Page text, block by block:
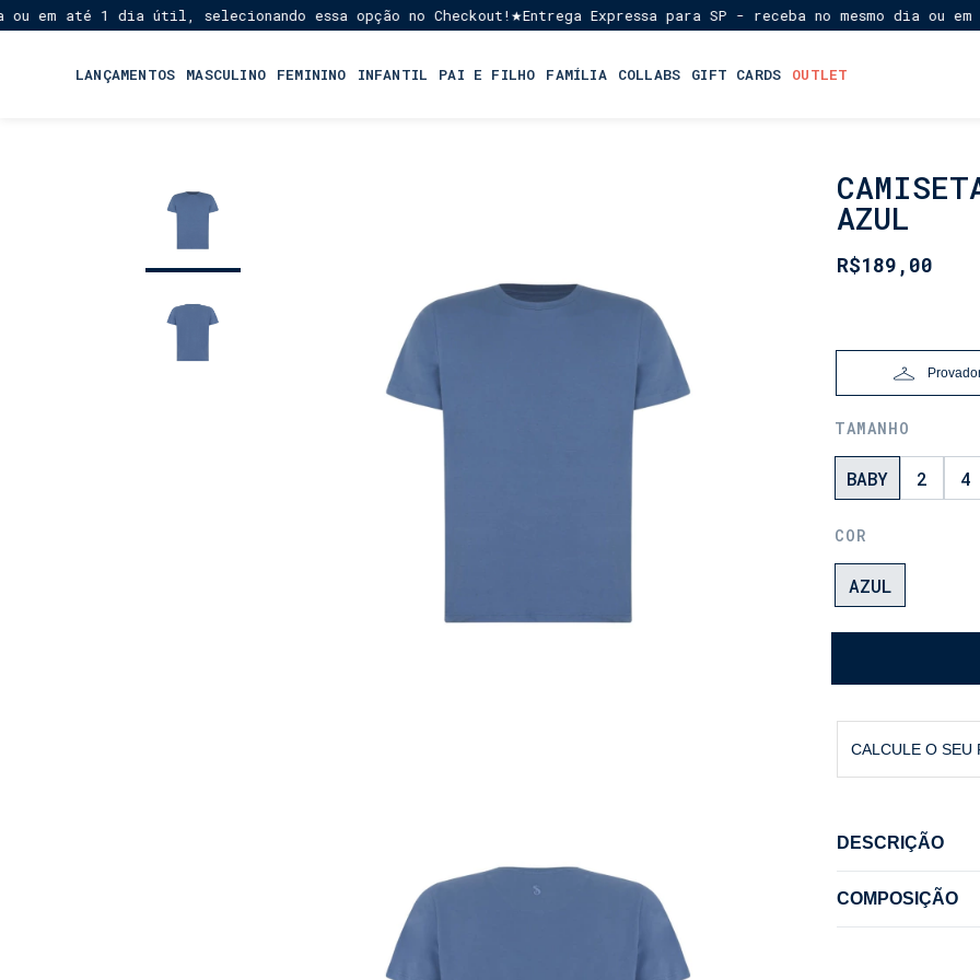
até 1 dia útil, selecionando essa opção no Checkout!★Entrega Expressa para SP - receba no mesmo dia ou em
LANÇAMENTOS MASCULINO FEMININO INFANTIL PAI E FILHO FAMÍLIA COLLABS GIFT CARDS OUTLET
INÍCIO
•
LANÇAMENTOS
DIA
AZUL
R$189,00
TAMANHO
BABY 2 4
COR
AZUL
CALCULE O SEU
DESCRIÇÃO
A Essência
COMPOSIÇÃO